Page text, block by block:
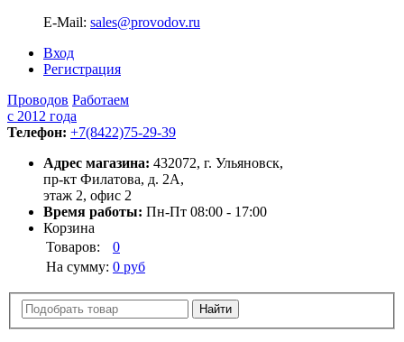
E-Mail: sales@provodov.ru
Вход
Регистрация
Проводов Работаем
с 2012 года
Телефон: +7(8422)75-29-39
Адрес магазина: 432072, г. Ульяновск,
пр-кт Филатова, д. 2А,
этаж 2, офис 2
Время работы: Пн-Пт 08:00 - 17:00
Корзина
Товаров:
0
На сумму: 0 руб